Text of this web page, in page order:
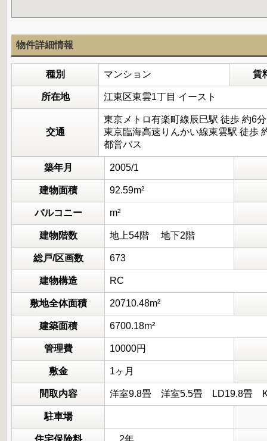
物件詳細情報
種別 マンション 賃
所在地 江東区東雲1丁目 イースト
交通
東京メトロ有楽町線辰巳駅 徒歩 約6分
東京臨海高速りんかい線東雲駅 徒歩
都営バス
築年月 2005/1
建物面積 92.59m²
バルコニー m²
建物階数 地上54階 地下2階
総戸/区画数 673
建物構造 RC
敷地全体面積 20710.48m²
建築面積 6700.18m²
管理費 10000円
敷金 1ヶ月
間取内容 洋室9.8畳 洋室5.5畳
駐車場
住宅保険料 2年